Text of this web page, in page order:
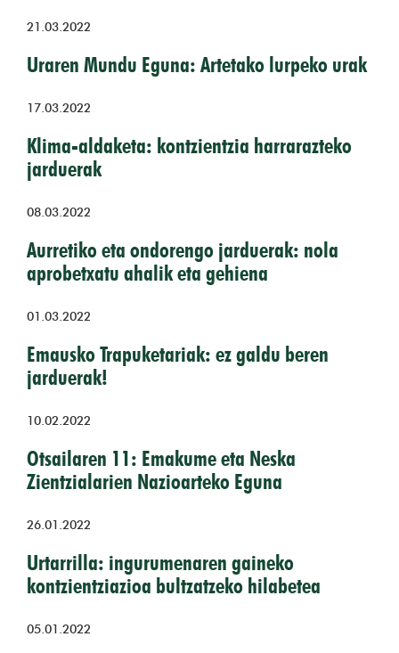
21.03.2022
Uraren Mundu Eguna: Artetako lurpeko urak
17.03.2022
Klima-aldaketa: kontzientzia harrarazteko
jarduerak
08.03.2022
Aurretiko eta ondorengo jarduerak: nola
aprobetxatu ahalik eta gehiena
01.03.2022
Emausko Trapuketariak: ez galdu beren
jarduerak!
10.02.2022
Otsailaren 11: Emakume eta Neska
Zientzialarien Nazioarteko Eguna
26.01.2022
Urtarrilla: ingurumenaren gaineko
kontzientziazioa bultzatzeko hilabetea
05.01.2022